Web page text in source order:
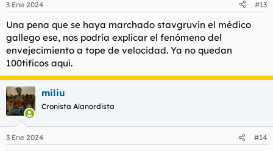
e
:
3 Ene 2024 #13
Una pena que se haya marchado stavgruvin el médico
gallego ese, nos podría explicar el fenómeno del
envejecimiento a tope de velocidad. Ya no quedan
100tificos aquí.
miliu
Cronista Alanordista
3 Ene 2024 #14